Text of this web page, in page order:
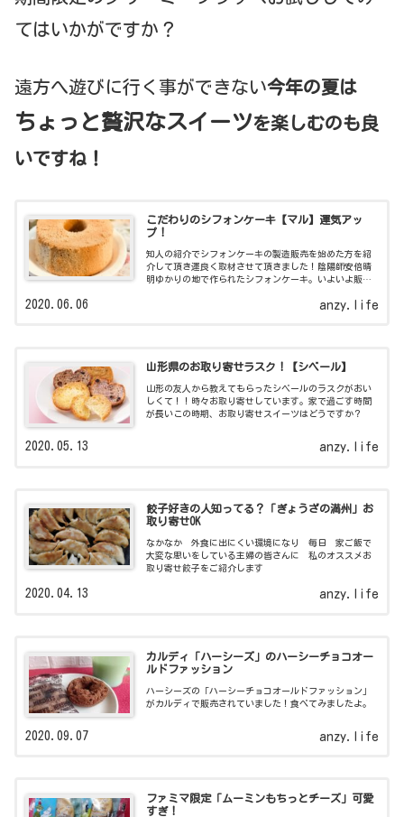
てはいかがですか？
遠方へ遊びに行く事ができない今年の夏は
ちょっと贅沢なスイーツを楽しむのも良
いですね！
こだわりのシフォンケーキ【マル】運気アッ
プ！
知人の紹介でシフォンケーキの製造販売を始めた方を紹
介して頂き運良く取材させて頂きました！陰陽師安倍晴
明ゆかりの地で作られたシフォンケーキ。いよいよ販売
anzy.life
2020.06.06
山形県のお取り寄せラスク！【シベール】
山形の友人から教えてもらったシベールのラスクがおい
しくて！！時々お取り寄せしています。家で過ごす時間
が長いこの時期、お取り寄せスイーツはどうですか？
anzy.life
2020.05.13
餃子好きの人知ってる？「ぎょうざの満州」お
取り寄せOK
なかなか 外食に出にくい環境になり 毎日 家ご飯で
大変な思いをしている主婦の皆さんに 私のオススメお
取り寄せ餃子をご紹介します
anzy.life
2020.04.13
カルディ「ハーシーズ」のハーシーチョコオー
ルドファッション
ハーシーズの「ハーシーチョコオールドファッション」
がカルディで販売されていました！食べてみましたよ。
anzy.life
2020.09.07
ファミマ限定「ムーミンもちっとチーズ」可愛
すぎ！